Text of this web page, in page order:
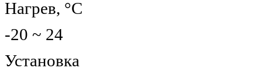
Нагрев, °С
-20 ~ 24
Установка